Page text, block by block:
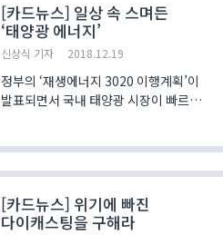
플라스틱 소비는 계속 증가하고
있습니다. 플라스틱 폐기물 발생량이
2011년 3천949톤에서 ..
[카드뉴스] 일상 속 스며든
‘태양광 에너지’
신상식 기자 2018.12.19
정부의 ‘재생에너지 3020 이행계획’이
발표되면서 국내 태양광 시장이 빠르게
따르면, 올해 국내 태양광 시장 규모는
지난해보다 약 70% 늘어난 1.8GW를
달성할 것으로 보입니다. ..
[카드뉴스] 위기에 빠진
다이캐스팅을 구해라